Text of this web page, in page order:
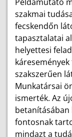
szakmai
fecskendőn
tapasztalatai
helyettesi
szakszerűen
Munkatársai
ismerték. Az
betanításában
fontosnak
mindazt a